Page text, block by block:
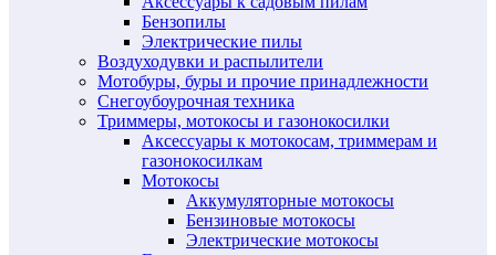
Бензопилы
Электрические пилы
Воздуходувки и распылители
Мотобуры, буры и прочие принадлежности
Снегоубоурочная техника
Триммеры, мотокосы и газонокосилки
Аксессуары к мотокосам, триммерам и
газонокосилкам
Мотокосы
Аккумуляторные мотокосы
Бензиновые мотокосы
Электрические мотокосы